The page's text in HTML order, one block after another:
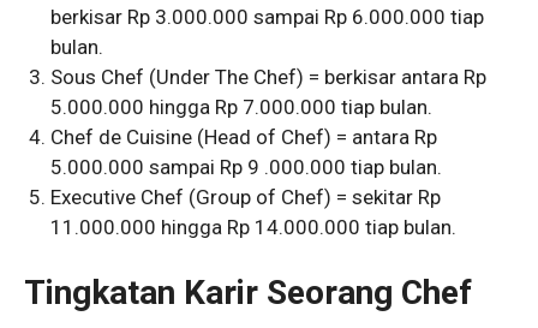
berkisar Rp 3.000.000 sampai Rp 6.000.000 tiap
bulan.
Sous Chef (Under The Chef) = berkisar antara Rp
5.000.000 hingga Rp 7.000.000 tiap bulan.
Chef de Cuisine (Head of Chef) = antara Rp
5.000.000 sampai Rp 9 .000.000 tiap bulan.
Executive Chef (Group of Chef) = sekitar Rp
11.000.000 hingga Rp 14.000.000 tiap bulan.
Tingkatan Karir Seorang Chef